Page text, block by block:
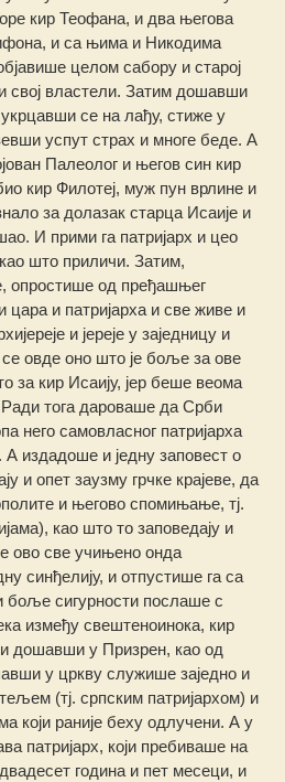
кир Теофана, и два његова
и са њима и Никодима
целом сабору и старој
свој властели. Затим дошавши
се на лађу, стиже у
успут страх и многе беде. А
Палеолог и његов син кир
кир Филотеј, муж пун врлине и
за долазак старца Исаије и
И прими га патријарх и цео
што приличи. Затим,
опростише од пређашњег
и патријарха и све живе и
и јереје у заједницу и
овде оно што је боље за ове
за кир Исаију, јер беше веома
тога дароваше да Срби
него самовласног патријарха
А издадоше и једну заповест о
и опет заузму грчке крајеве, да
и његово спомињање, тј.
као што то заповедају и
ово све учињено онда
синђелију, и отпустише га са
сигурности послаше с
између свештеноинока, кир
дошавши у Призрен, као од
у цркву служише заједно и
(тј. српским патријархом) и
који раније беху одлучени. А у
патријарх, који пребиваше на
година и пет месеци, и